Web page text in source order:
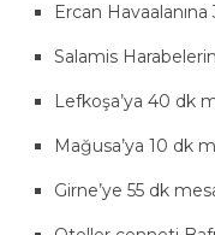
Ercan
Salamis
Lefkoşa’ya 40 dk
Mağusa’ya 10 dk
Girne’ye 55 dk